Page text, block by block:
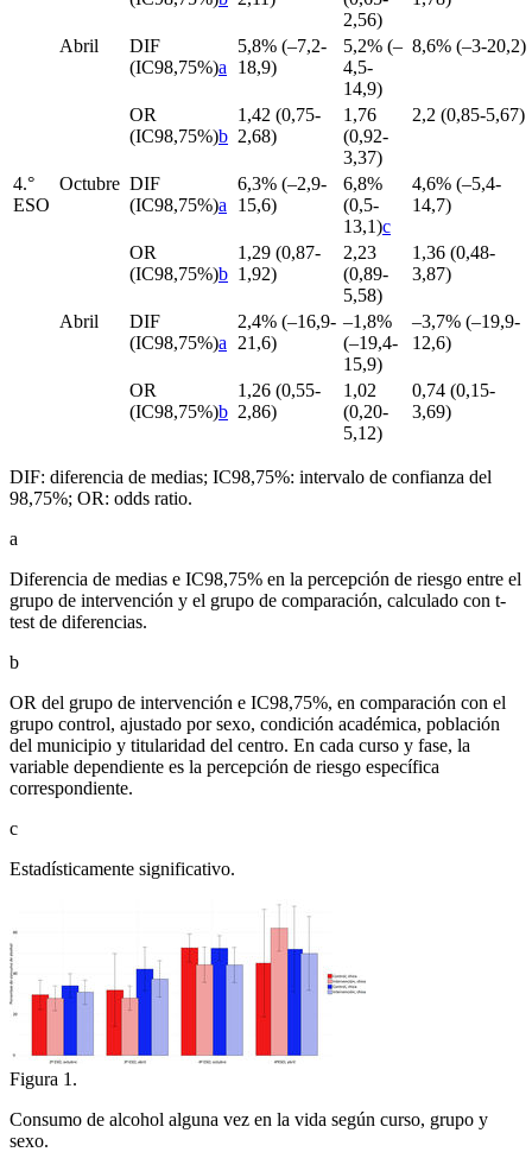
2,56)
Abril
DIF
(IC98,75%)a
5,8% (–7,2-
18,9)
5,2% (–
4,5-
14,9)
8,6% (–3-20,2)
OR
(IC98,75%)b
1,42 (0,75-
2,68)
1,76
(0,92-
3,37)
2,2 (0,85-5,67)
4.°
ESO
Octubre DIF
(IC98,75%)a
6,3% (–2,9-
15,6)
6,8%
(0,5-
13,1)c
4,6% (–5,4-
14,7)
OR
(IC98,75%)b
1,29 (0,87-
1,92)
2,23
(0,89-
5,58)
1,36 (0,48-
3,87)
Abril
DIF
(IC98,75%)a
2,4% (–16,9-
21,6)
–1,8%
(–19,4-
15,9)
–3,7% (–19,9-
12,6)
OR
(IC98,75%)b
1,26 (0,55-
2,86)
1,02
(0,20-
5,12)
0,74 (0,15-
3,69)
DIF: diferencia de medias; IC98,75%: intervalo de confianza del
98,75%; OR: odds ratio.
a
Diferencia de medias e IC98,75% en la percepción de riesgo entre el
grupo de intervención y el grupo de comparación, calculado con t-
test de diferencias.
b
OR del grupo de intervención e IC98,75%, en comparación con el
grupo control, ajustado por sexo, condición académica, población
del municipio y titularidad del centro. En cada curso y fase, la
variable dependiente es la percepción de riesgo específica
correspondiente.
c
Estadísticamente significativo.
Figura 1.
Consumo de alcohol alguna vez en la vida según curso, grupo y
sexo.